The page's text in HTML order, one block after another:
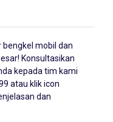
mobil dan
Konsultasikan
kepada tim kami
atau klik icon
dan